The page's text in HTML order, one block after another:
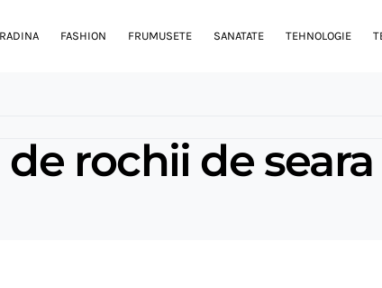
FASHION FRUMUSETE SANATATE TEHNOLOGIE
rochii de seara